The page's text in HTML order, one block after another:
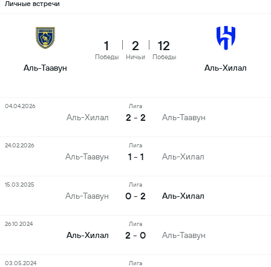
Личные встречи
Аль-Таавун
1
Победы
2
Ничьи
12
Победы
Аль-Хилал
Аль-Хилал
Лига
2 - 2 Аль-Таавун
04.04.2026
Аль-Таавун
Лига
1 - 1 Аль-Хилал
24.02.2026
Аль-Таавун
Лига
0 - 2 Аль-Хилал
15.03.2025
Аль-Хилал
Лига
2 - 0 Аль-Таавун
26.10.2024
Лига
03.05.2024